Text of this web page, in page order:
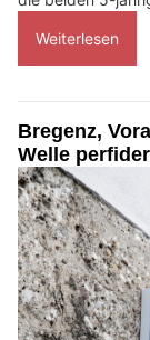
Weiterlesen
Bregenz,
Welle